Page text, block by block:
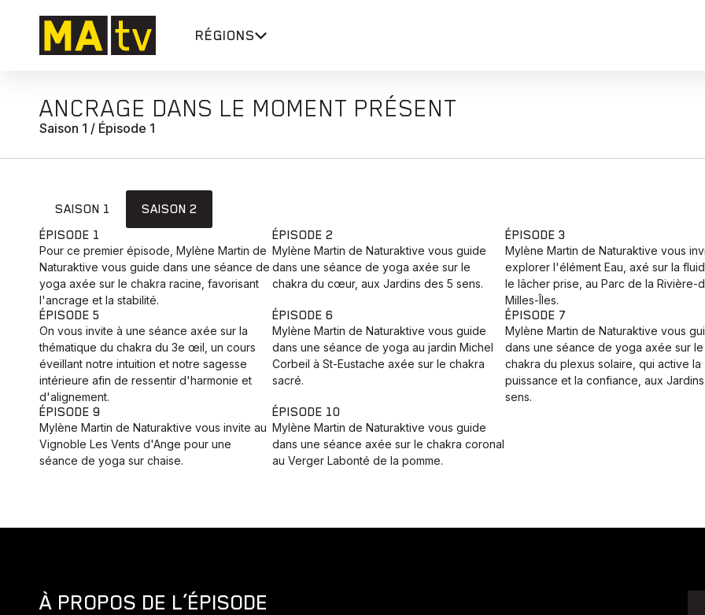
RÉGIONS
ANCRAGE DANS LE MOMENT PRÉSENT
Saison 1 / Épisode 1
SAISON 1
SAISON 2
ÉPISODE 1
Pour ce premier épisode, Mylène Martin de
Naturaktive vous guide dans une séance de
yoga axée sur le chakra racine, favorisant
l'ancrage et la stabilité.
ÉPISODE 2
Mylène Martin de Naturaktive vous guide
dans une séance de yoga axée sur le
chakra du cœur, aux Jardins des 5 sens.
ÉPISODE 3
Mylène Martin de Naturaktive vous
explorer l'élément Eau, axé sur la
le lâcher prise, au Parc de la Rivière-
Milles-Îles.
ÉPISODE 5
On vous invite à une séance axée sur la
thématique du chakra du 3e œil, un cours
éveillant notre intuition et notre sagesse
intérieure afin de ressentir d'harmonie et
d'alignement.
ÉPISODE 6
Mylène Martin de Naturaktive vous guide
dans une séance de yoga au jardin Michel
Corbeil à St-Eustache axée sur le chakra
sacré.
ÉPISODE 7
Mylène Martin de Naturaktive vous
dans une séance de yoga axée sur le
chakra du plexus solaire, qui active la
puissance et la confiance, aux
sens.
ÉPISODE 9
Mylène Martin de Naturaktive vous invite au
Vignoble Les Vents d'Ange pour une
séance de yoga sur chaise.
ÉPISODE 10
Mylène Martin de Naturaktive vous guide
dans une séance axée sur le chakra coronal
au Verger Labonté de la pomme.
À PROPOS DE L’ÉPISODE